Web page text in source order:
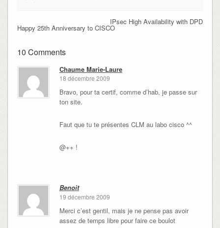
IPsec High Availability with DPD
Happy 25th Anniversary to CISCO
10 Comments
Chaume Marie-Laure
18 décembre 2009
Bravo, pour ta certif, comme d’hab, je passe sur
ton site.
Faut que tu te présentes CLM au labo cisco ^^
@++ !
Benoit
19 décembre 2009
Merci c’est gentil, mais je ne pense pas avoir
assez de temps libre pour faire ce boulot